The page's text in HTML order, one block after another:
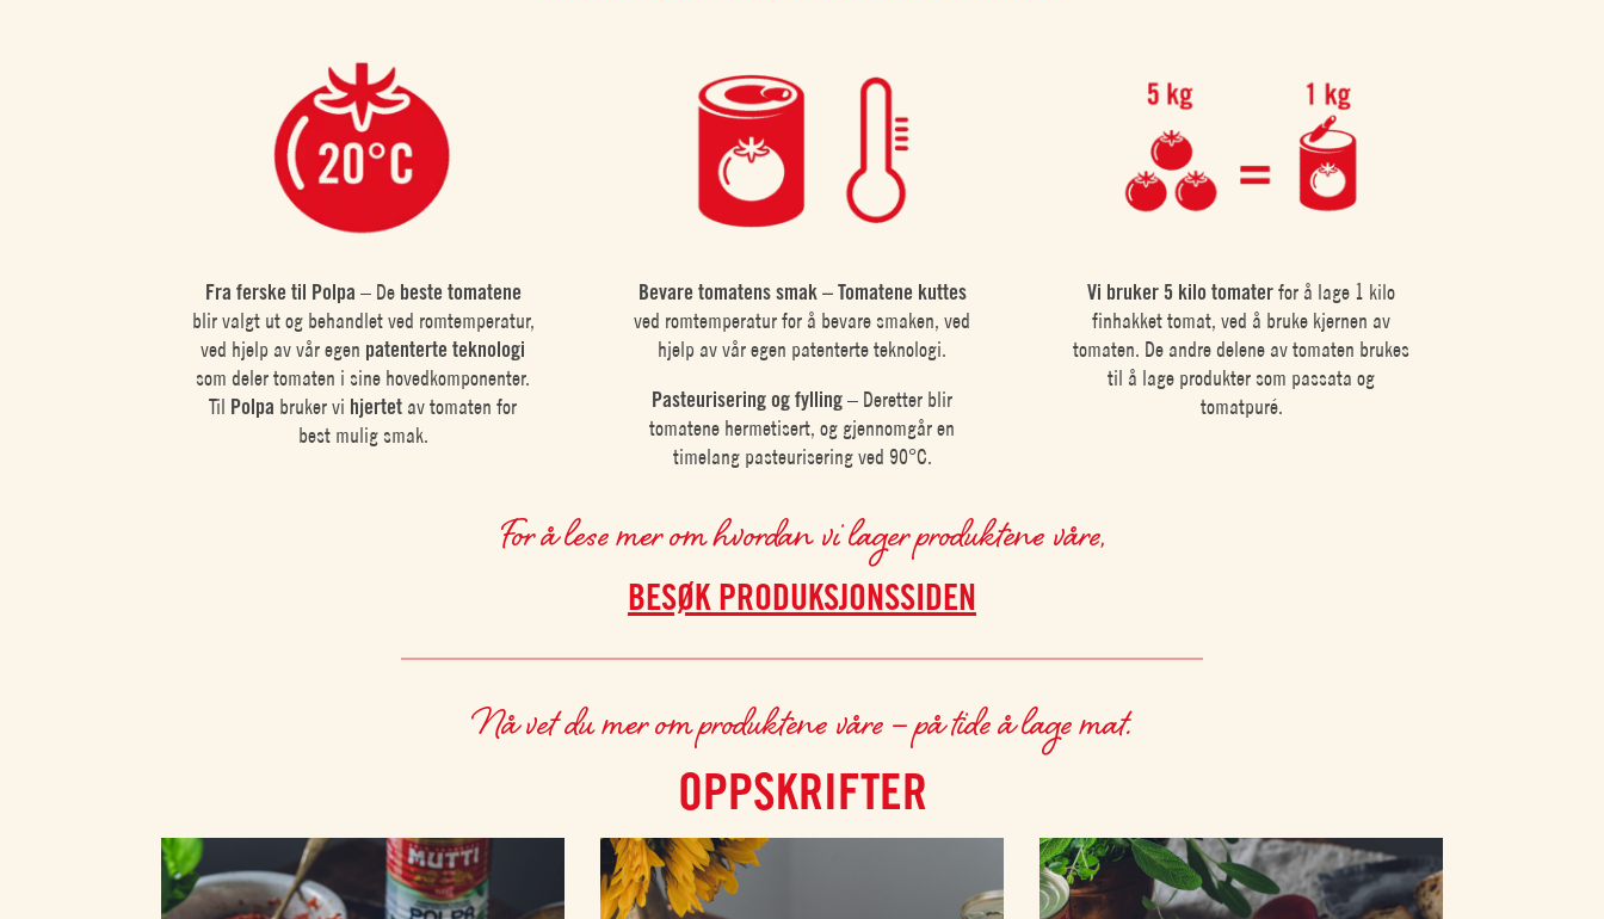
Fra ferske til Polpa – De beste tomatene
blir valgt ut og behandlet ved romtemperatur,
ved hjelp av vår egen patenterte teknologi
som deler tomaten i sine hovedkomponenter.
Til Polpa bruker vi hjertet av tomaten for
best mulig smak.
Bevare tomatens smak – Tomatene kuttes
ved romtemperatur for å bevare smaken, ved
hjelp av vår egen patenterte teknologi.
Pasteurisering og fylling– Deretter blir
tomatene hermetisert, og gjennomgår en
timelang pasteurisering ved 90°C.
Vi bruker 5 kilo tomaterfor å lage 1 kilo
finhakket tomat, ved å bruke kjernen av
tomaten. De andre delene av tomaten brukes
til å lage produkter som passata og
tomatpuré.
For å lese mer om hvordan vi lager produktene våre,
BESØK PRODUKSJONSSIDEN
Nå vet du mer om produktene våre – på tide å lage mat.
OPPSKRIFTER